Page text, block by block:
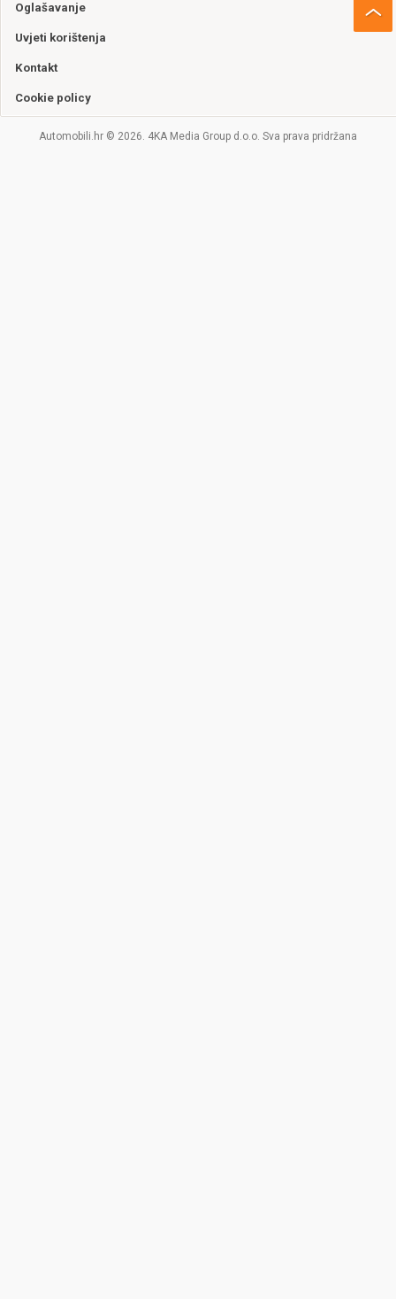
Oglašavanje
Uvjeti korištenja
Kontakt
Cookie policy
Automobili.hr © 2026. 4KA Media Group d.o.o. Sva prava pridržana